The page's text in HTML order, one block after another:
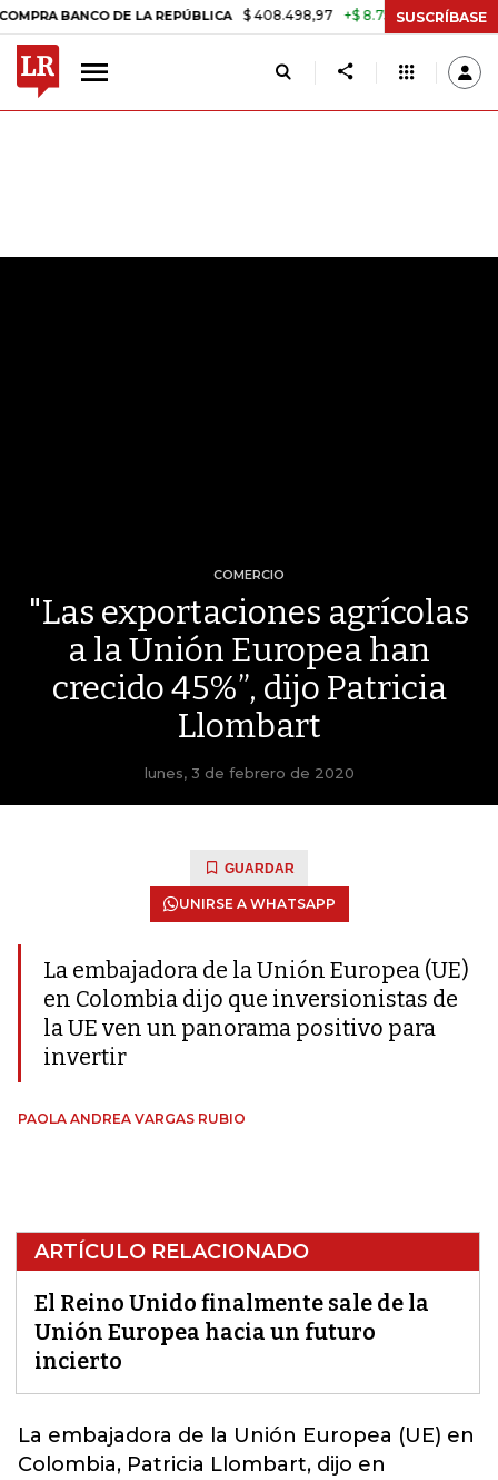
DE LA REPÚBLICA $ 408.498,97 +$ 8.753,81 +2,19% TASA DE
SUSCRÍBASE
COMERCIO
"Las exportaciones agrícolas
a la Unión Europea han
crecido 45%”, dijo Patricia
Llombart
lunes, 3 de febrero de 2020
GUARDAR
UNIRSE A WHATSAPP
La embajadora de la Unión Europea (UE)
en Colombia dijo que inversionistas de
la UE ven un panorama positivo para
invertir
PAOLA ANDREA VARGAS RUBIO
ARTÍCULO RELACIONADO
El Reino Unido finalmente sale de la
Unión Europea hacia un futuro
incierto
La embajadora de la Unión Europea (UE) en
Colombia, Patricia Llombart, dijo en